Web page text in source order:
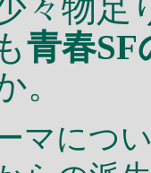
々物
青春SF
。
マにつ